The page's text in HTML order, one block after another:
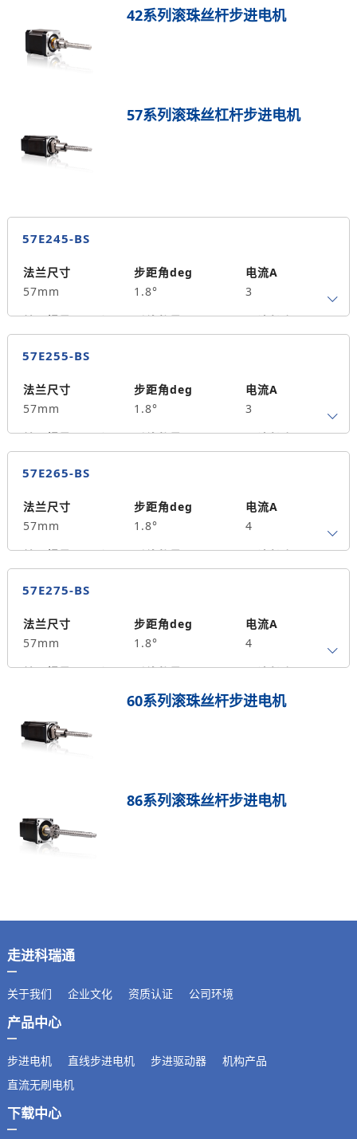
42系列滚珠丝杆步进电机
57系列滚珠丝杠杆步进电机
57E245-BS
法兰尺寸
57mm
步距角deg
1.8°
电流A
3
转子惯量g.cm²
4
引线数量
45
马达长度mm
0.7
190
57E255-BS
法兰尺寸
57mm
步距角deg
1.8°
电流A
3
转子惯量g.cm²
4
引线数量
55
马达长度mm
0.9
300
57E265-BS
法兰尺寸
57mm
步距角deg
1.8°
电流A
4
转子惯量g.cm²
4
引线数量
65
马达长度mm
1.5
390
57E275-BS
法兰尺寸
57mm
步距角deg
1.8°
电流A
4
转子惯量g.cm²
引线数量
75
马达长度mm
1.8
保持力矩N.m
500
60系列滚珠丝杆步进电机
86系列滚珠丝杆步进电机
走进科瑞通
关于我们 企业文化 资质认证 公司环境
产品中心
步进电机 直线步进电机 步进驱动器
机构产品
直流无刷电机
下载中心